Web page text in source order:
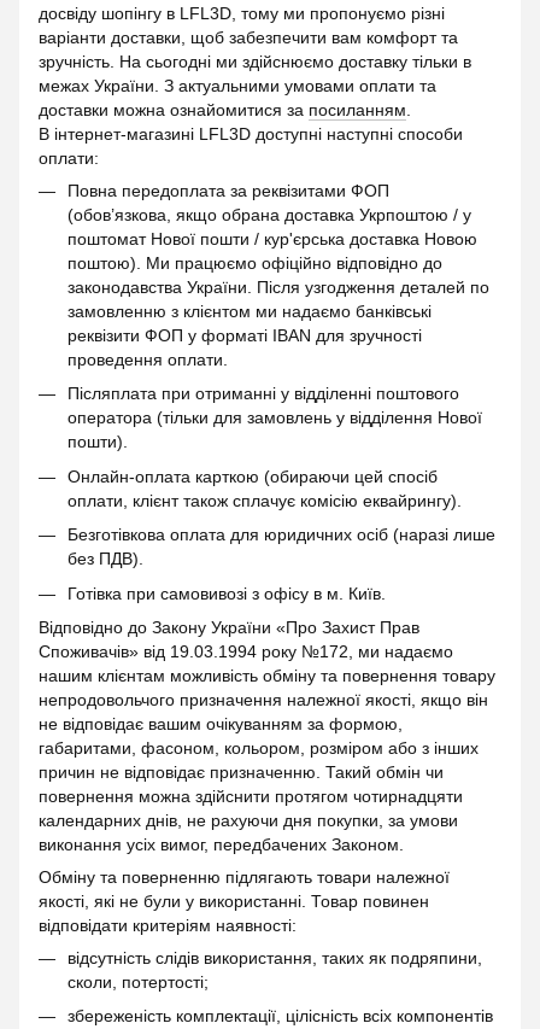
досвіду шопінгу в LFL3D, тому ми пропонуємо різні
варіанти доставки, щоб забезпечити вам комфорт та
зручність. На сьогодні ми здійснюємо доставку тільки в
межах України. З актуальними умовами оплати та
доставки можна ознайомитися за посиланням
В інтернет-магазині LFL3D доступні наступні способи
оплати:
Повна передоплата за реквізитами ФОП
(обов’язкова, якщо обрана доставка Укрпоштою / у
поштомат Нової пошти / кур'єрська доставка Новою
поштою). Ми працюємо офіційно відповідно до
законодавства України. Після узгодження деталей по
замовленню з клієнтом ми надаємо банківські
реквізити ФОП у форматі IBAN для зручності
проведення оплати.
Післяплата при отриманні у відділенні поштового
оператора (тільки для замовлень у відділення Нової
пошти).
Онлайн-оплата карткою (обираючи цей спосіб
оплати, клієнт також сплачує комісію еквайрингу).
Безготівкова оплата для юридичних осіб (наразі лише
без ПДВ).
Готівка при самовивозі з офісу в м. Київ.
Відповідно до Закону України «Про Захист Прав
Споживачів» від 19.03.1994 року №172, ми надаємо
нашим клієнтам можливість обміну та повернення товару
непродовольчого призначення належної якості, якщо він
не відповідає вашим очікуванням за формою,
габаритами, фасоном, кольором, розміром або з інших
причин не відповідає призначенню. Такий обмін чи
повернення можна здійснити протягом чотирнадцяти
календарних днів, не рахуючи дня покупки, за умови
виконання усіх вимог, передбачених Законом.
Обміну та поверненню підлягають товари належної
якості, які не були у використанні. Товар повинен
відповідати критеріям наявності:
відсутність слідів використання, таких як подряпини,
сколи, потертості;
збереженість комплектації, цілісність всіх компонентів